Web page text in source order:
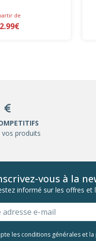
de
produits
vous à la
informé sur les offres et
les conditions générales et